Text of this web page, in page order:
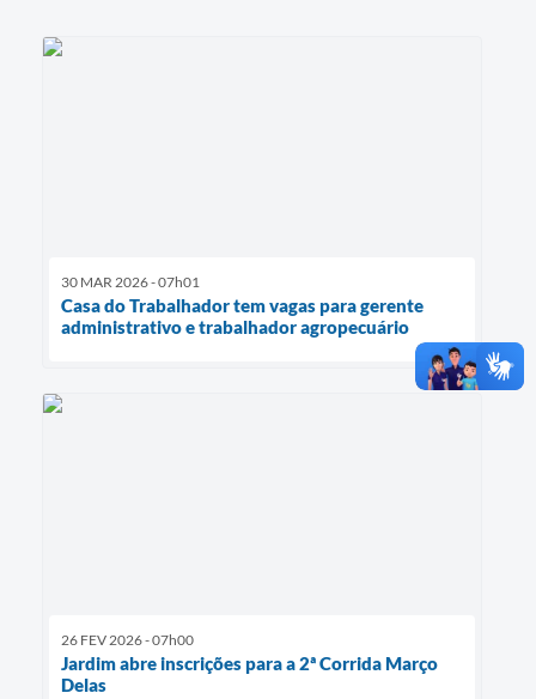
30 MAR 2026 - 07h01
Casa do Trabalhador tem vagas para gerente
administrativo e trabalhador agropecuário
26 FEV 2026 - 07h00
Jardim abre inscrições para a 2ª Corrida Março
Delas